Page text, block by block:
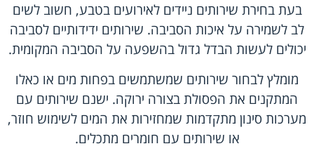
בעת בחירת שירותים ניידים לאירועים בטבע, חשוב לשים
לב לשמירה על איכות הסביבה. שירותים ידידותיים לסביבה
יכולים לעשות הבדל גדול בהשפעה על הסביבה המקומית.
מומלץ לבחור שירותים שמשתמשים בפחות מים או כאלו
המתקנים את הפסולת בצורה ירוקה. ישנם שירותים עם
מערכות סינון מתקדמות שמחזירות את המים לשימוש חוזר,
או שירותים עם חומרים מתכלים.